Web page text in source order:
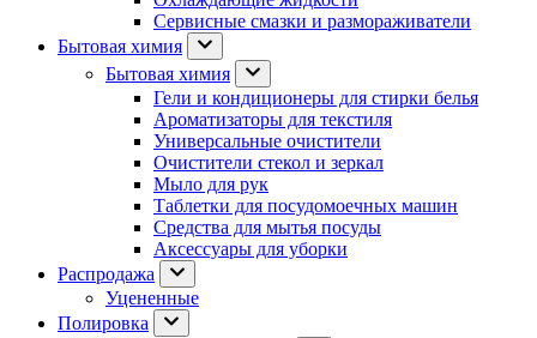
Сервисные смазки и размораживатели
Бытовая химия
Бытовая химия
Гели и кондиционеры для стирки белья
Ароматизаторы для текстиля
Универсальные очистители
Очистители стекол и зеркал
Мыло для рук
Таблетки для посудомоечных машин
Средства для мытья посуды
Аксессуары для уборки
Распродажа
Уцененные
Полировка